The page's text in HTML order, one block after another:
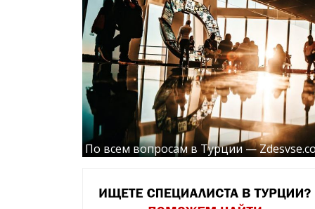
По всем вопросам в Турции —